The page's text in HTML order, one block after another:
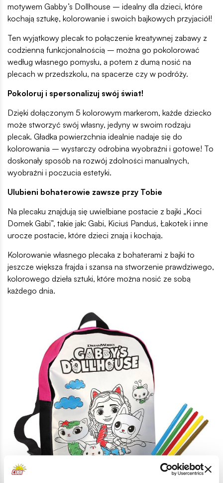
motywem Gabby’s Dollhouse – idealny dla dzieci, które
kochają sztukę, kolorowanie i swoich bajkowych przyjaciół!
Ten wyjątkowy plecak to połączenie kreatywnej zabawy z
codzienną funkcjonalnością – można go pokolorować
według własnego pomysłu, a potem z dumą nosić na
plecach w przedszkolu, na spacerze czy w podróży.
Pokoloruj i spersonalizuj swój świat!
Dzięki dołączonym 5 kolorowym markerom, każde dziecko
może stworzyć swój własny, jedyny w swoim rodzaju
plecak. Gładka powierzchnia idealnie nadaje się do
kolorowania – wystarczy odrobina wyobraźni i gotowe! To
doskonały sposób na rozwój zdolności manualnych,
wyobraźni i poczucia estetyki.
Ulubieni bohaterowie zawsze przy Tobie
Na plecaku znajdują się uwielbiane postacie z bajki „Koci
Domek Gabi”, takie jak: Gabi, Kiciuś Panduś, Łakotek i inne
urocze postacie, które dzieci znają i kochają.
Kolorowanie własnego plecaka z bohaterami z bajki to
jeszcze większa frajda i szansa na stworzenie prawdziwego,
kolorowego dzieła sztuki, które można nosić ze sobą
każdego dnia.